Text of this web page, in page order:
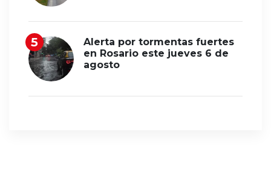
Alerta por tormentas fuertes
en Rosario este jueves 6 de
agosto